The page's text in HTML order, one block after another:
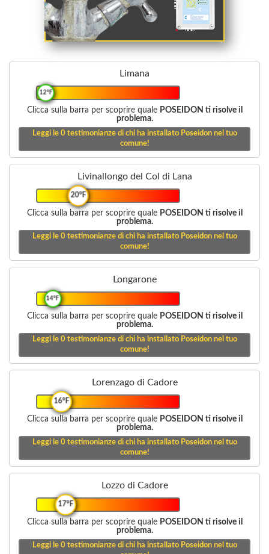
Limana
12°F
Clicca sulla barra per scoprire quale POSEIDON ti risolve il
problema.
Leggi le 0testimonianze di chi ha installato Poseidon nel tuo
comune!
Livinallongo del Col di Lana
20°F
Clicca sulla barra per scoprire quale POSEIDON ti risolve il
problema.
Leggi le 0testimonianze di chi ha installato Poseidon nel tuo
comune!
Longarone
14°F
Clicca sulla barra per scoprire quale POSEIDON ti risolve il
problema.
Leggi le 0testimonianze di chi ha installato Poseidon nel tuo
comune!
Lorenzago di Cadore
16°F
Clicca sulla barra per scoprire quale POSEIDON ti risolve il
problema.
Leggi le 0testimonianze di chi ha installato Poseidon nel tuo
comune!
Lozzo di Cadore
17°F
Clicca sulla barra per scoprire quale POSEIDON ti risolve il
problema.
Leggi le 0testimonianze di chi ha installato Poseidon nel tuo